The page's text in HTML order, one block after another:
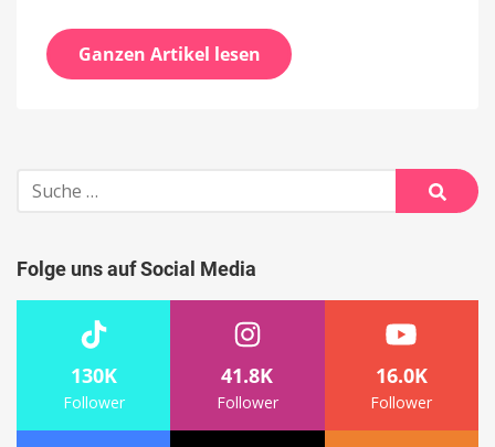
Ganzen Artikel lesen
Suche
nach:
Suche
Folge uns auf Social Media
130K
Follower
41.8K
Follower
16.0K
Follower